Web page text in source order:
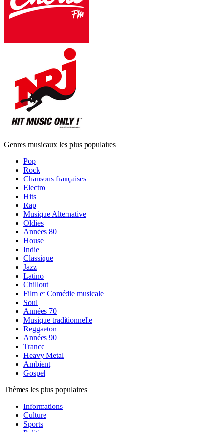
Genres musicaux les plus populaires
Pop
Rock
Chansons françaises
Electro
Hits
Rap
Musique Alternative
Oldies
Années 80
House
Indie
Classique
Jazz
Latino
Chillout
Film et Comédie musicale
Soul
Années 70
Musique traditionnelle
Reggaeton
Années 90
Trance
Heavy Metal
Ambient
Gospel
Thèmes les plus populaires
Informations
Culture
Sports